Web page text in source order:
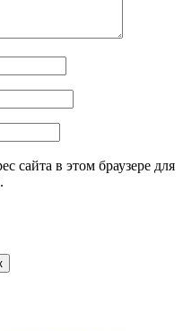
сайта в этом браузере для